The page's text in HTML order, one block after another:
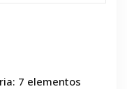
7 elementos